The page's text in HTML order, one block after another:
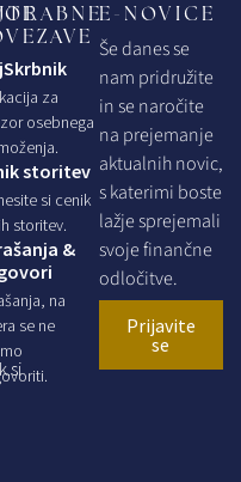
za
osebnega
storitev
si cenik
storitev.
&
na
se ne
E-NOVICE
Še danes se
nam pridružite
in se naročite
na prejemanje
aktualnih novic,
s katerimi boste
lažje sprejemali
svoje finančne
odločitve.
Prijavite
se